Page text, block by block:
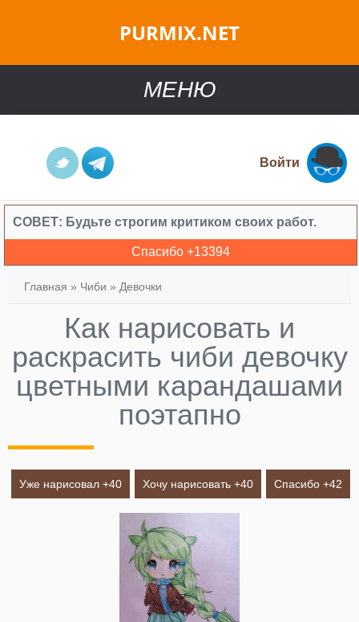
PURMIX.NET
МЕНЮ
Войти
СОВЕТ: Будьте строгим критиком своих работ.
Спасибо +13394
Главная » Чиби » Девочки
Как нарисовать и
раскрасить чиби девочку
цветными карандашами
поэтапно
Уже нарисовал +40 Хочу нарисовать +40 Спасибо +42